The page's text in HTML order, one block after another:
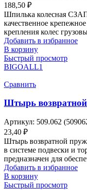
188,50 ₽
Шпилька колесная
качественное
крепления колес
Добавить в избранное
В корзину
Быстрый просмотр
BIGOALL1
Сравнить
Штырь
Артикул: 509.062
23,40 ₽
Штырь возвратной
в системе подвески и
предназначен для
Добавить в избранное
В корзину
Быстрый просмотр